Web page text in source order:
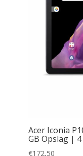
Acer Iconia
GB Opslag |
€172,50